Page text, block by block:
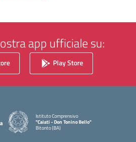
app ufficiale su:
Play Store
Istituto Comprensivo
"Caiati - Don Tonino Bello"
Bitonto (BA)